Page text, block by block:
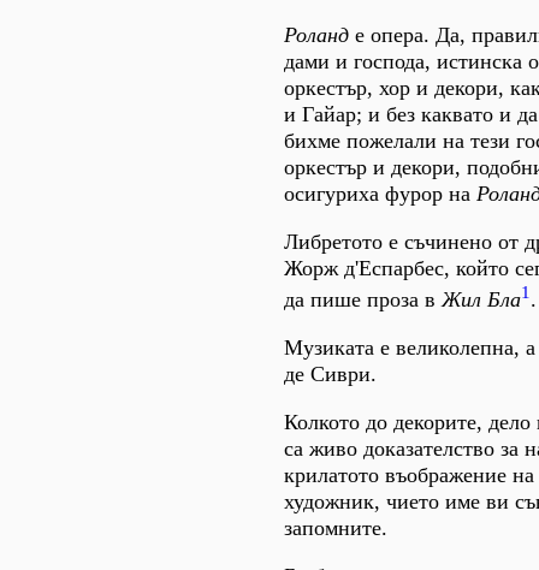
Роланд е опера. Да,
дами и господа, истинска
оркестър, хор и декори,
и Гайар; и без каквато и
бихме пожелали на тези
оркестър и декори,
осигуриха фурор на
Либретото е съчинено от
Жорж д'Еспарбес, който
да пише проза вЖил Бла1 .
Музиката е великолепна,
де Сиври.
Колкото до декорите,
са живо доказателство за
крилатото въображение
художник, чието име ви
запомните.